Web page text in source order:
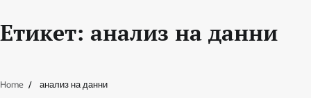
Етикет: анализ на данни
Home анализ на данни